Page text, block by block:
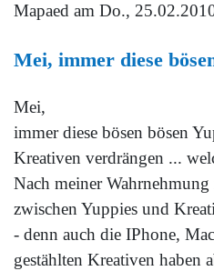
Mapaed am Do.,
Mei, immer diese
Mei,
immer diese bösen bösen
Kreativen verdrängen ...
Nach meiner
zwischen Yuppies und
- denn auch die IPhone,
gestählten Kreativen haben